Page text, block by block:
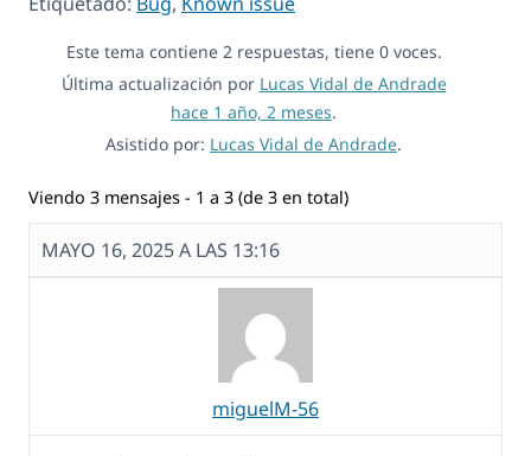
Este tema contiene 2 respuestas, tiene 0 voces.
Última actualización por Lucas Vidal de Andrade
hace 1 año, 2 meses.
Asistido por: Lucas Vidal de Andrade.
Viendo 3 mensajes - 1 a 3 (de 3 en total)
MAYO 16, 2025 A LAS 13:16
miguelM-56